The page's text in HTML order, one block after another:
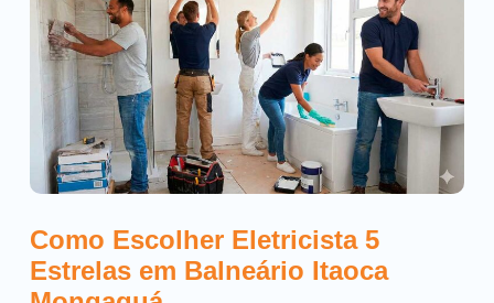
Como Escolher Eletricista 5
Estrelas em Balneário Itaoca